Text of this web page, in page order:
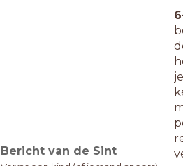
Bericht van de Sint